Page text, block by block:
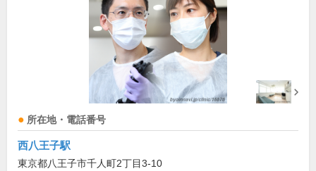
所在地・電話番号
西八王子駅
東京都八王子市千人町2丁目3-10